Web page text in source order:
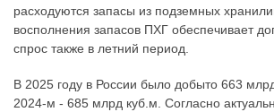
расходуются запасы из подземных
восполнения запасов ПХГ обеспечивает
спрос также в летний период.
В 2025 году в России было добыто 663
2024-м - 685 млрд куб.м. Согласно